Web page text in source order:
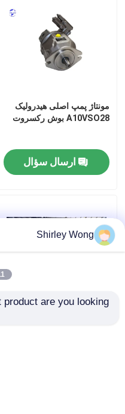
مونتاژ پمپ اصلی هیدرولیک
A10VSO28 بوش رکسروت
ارسال سؤال
Shirley Wong
product are you looking